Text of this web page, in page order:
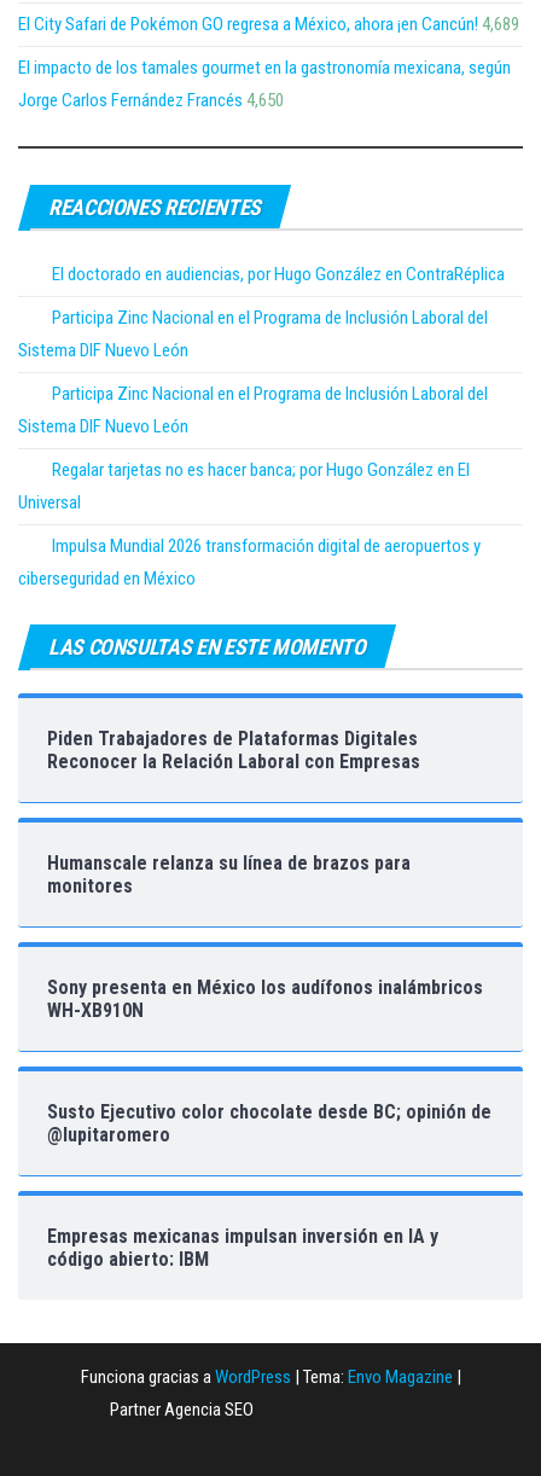
El City Safari de Pokémon GO regresa a México, ahora ¡en Cancún! 4,689
El impacto de los tamales gourmet en la gastronomía mexicana, según
Jorge Carlos Fernández Francés 4,650
REACCIONES RECIENTES
El doctorado en audiencias, por Hugo González en ContraRéplica
Participa Zinc Nacional en el Programa de Inclusión Laboral del
Sistema DIF Nuevo León
Participa Zinc Nacional en el Programa de Inclusión Laboral del
Sistema DIF Nuevo León
Regalar tarjetas no es hacer banca; por Hugo González en El
Universal
Impulsa Mundial 2026 transformación digital de aeropuertos y
ciberseguridad en México
LAS CONSULTAS EN ESTE MOMENTO
Piden Trabajadores de Plataformas Digitales
Reconocer la Relación Laboral con Empresas
Humanscale relanza su línea de brazos para
monitores
Sony presenta en México los audífonos inalámbricos
WH-XB910N
Susto Ejecutivo color chocolate desde BC; opinión de
@lupitaromero
Empresas mexicanas impulsan inversión en IA y
código abierto: IBM
Funciona gracias aWordPress Tema: Envo Magazine
Partner Agencia SEO